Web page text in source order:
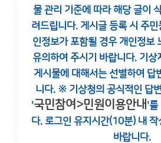
물 관리 기준에 따라 해당 글이
려드립니다. 게시글 등록 시 주
인정보가 포함될 경우 개인정보
유의하여 주시기 바랍니다. 기상
게시물에 대해서는 선별하여 답
니다. ※ 기상청의 공식적인 답
'국민참여>민원이용안내 '를
다. 로그인 유지시간(10분) 내 작
바랍니다.